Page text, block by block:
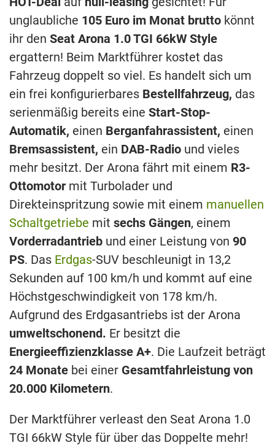
unglaubliche 105 Euro im Monat brutto könnt
ihr den Seat Arona 1.0 TGI 66kW Style
ergattern! Beim Marktführer kostet das
Fahrzeug doppelt so viel. Es handelt sich um
ein frei konfigurierbares Bestellfahrzeug, das
serienmäßig bereits eine Start-Stop-
Automatik, einen Berganfahrassistent, einen
Bremsassistent, ein DAB-Radio und vieles
mehr besitzt. Der Arona fährt mit einem R3-
Ottomotor mit Turbolader und
Direkteinspritzung sowie mit einem manuellen
Schaltgetriebe mit sechs Gängen, einem
Vorderradantrieb und einer Leistung von 90
PS. Das Erdgas-SUV beschleunigt in 13,2
Sekunden auf 100 km/h und kommt auf eine
Höchstgeschwindigkeit von 178 km/h.
Aufgrund des Erdgasantriebs ist der Arona
umweltschonend. Er besitzt die
Energieeffizienz­klasse A+. Die Laufzeit beträgt
24 Monate bei einer Gesamtfahrleistung von
20.000 Kilometern.
Der Marktführer verleast den Seat Arona 1.0
TGI 66kW Style für über das Doppelte mehr!